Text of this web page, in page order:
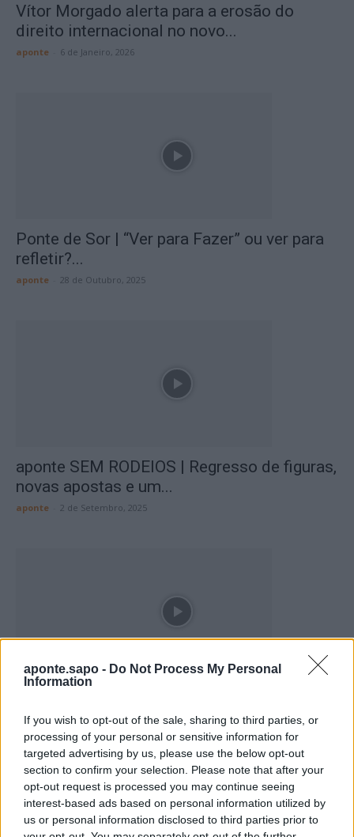
aponte.sapo - Do Not Process My Personal
Information
If you wish to opt-out of the sale, sharing to third parties, or
processing of your personal or sensitive information for
targeted advertising by us, please use the below opt-out
section to confirm your selection. Please note that after your
opt-out request is processed you may continue seeing
interest-based ads based on personal information utilized by
us or personal information disclosed to third parties prior to
Vítor Morgado alerta para a erosão do
direito internacional no novo...
aponte 6 de Janeiro, 2026
Ponte de Sor | “Ver para Fazer” ou ver para
refletir?...
aponte 28 de Outubro, 2025
aponte SEM RODEIOS | Regresso de figuras,
novas apostas e um...
aponte 2 de Setembro, 2025
adiadas e um interior esquecido
aponte - 26 de Agosto, 2025
Destaques: